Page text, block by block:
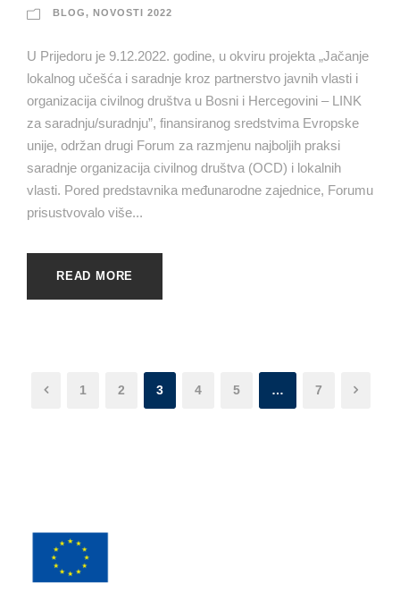
BLOG, NOVOSTI 2022
U Prijedoru je 9.12.2022. godine, u okviru projekta „Jačanje
lokalnog učešća i saradnje kroz partnerstvo javnih vlasti i
organizacija civilnog društva u Bosni i Hercegovini – LINK
za saradnju/suradnju”, finansiranog sredstvima Evropske
unije, održan drugi Forum za razmjenu najboljih praksi
saradnje organizacija civilnog društva (OCD) i lokalnih
vlasti. Pored predstavnika međunarodne zajednice, Forumu
prisustvovalo više...
READ MORE
1 2 3 4 5 … 7